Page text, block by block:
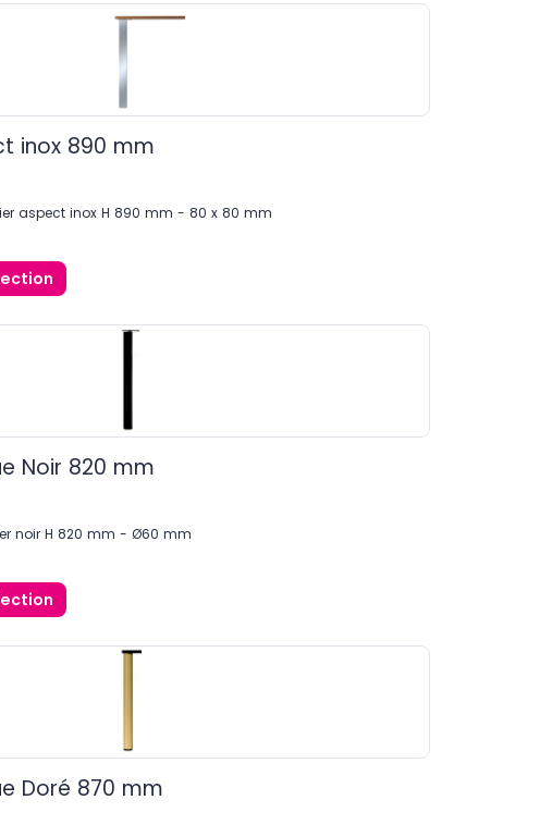
inox 890 mm
aspect inox H 890 mm - 80 x 80 mm
Noir 820 mm
noir H 820 mm - Ø60 mm
Doré 870 mm